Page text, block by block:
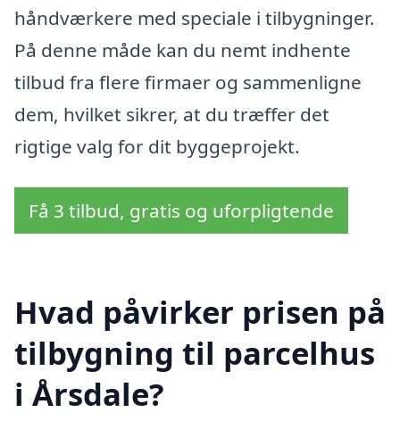
håndværkere med speciale i tilbygninger.
På denne måde kan du nemt indhente
tilbud fra flere firmaer og sammenligne
dem, hvilket sikrer, at du træffer det
rigtige valg for dit byggeprojekt.
Få 3 tilbud, gratis og uforpligtende
Hvad påvirker prisen på
tilbygning til parcelhus
i Årsdale?